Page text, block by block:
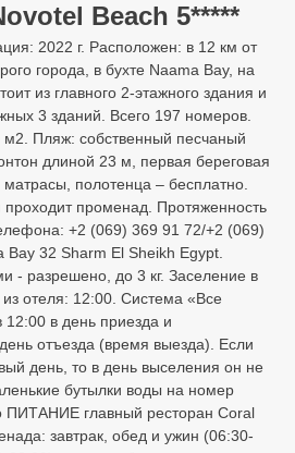
Beach 5*****
2022 г. Расположен: в 12 км от
города, в бухте Naama Bay, на
из главного 2-этажного здания и
3 зданий. Всего 197 номеров.
Пляж: собственный песчаный
длиной 23 м, первая береговая
полотенца – бесплатно.
променад. Протяженность
+2 (069) 369 91 72/+2 (069)
32 Sharm El Sheikh Egypt.
- разрешено, до 3 кг. Заселение в
отеля: 12:00. Система «Все
в день приезда и
отъезда (время выезда). Если
день, то в день выселения он не
бутылки воды на номер
ПИТАНИЕ главный ресторан Coral
завтрак, обед и ужин (06:30-